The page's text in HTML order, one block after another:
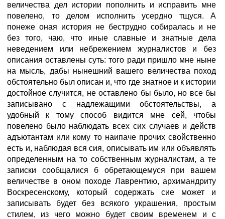
величества дел истории пополнить и исправить мне
повелено, то делом исполнить усердно тщуся. А
понеже оная история не беструдно собиралась и не
без того, чаю, что иные славные и знатные дела
неведением или небрежением журналистов и без
описания оставлены суть: того ради пришло мне ныне
на мысль, дабы нынешний вашего величества поход
обстоятельно был описан и, что где знатное и к истории
достойное случится, не оставлено бы было, но все бы
записывано с надлежащими обстоятельствы, а
удобный к тому способ видится мне сей, чтобы
повелено было наблюдать всех сих случаев и действ
адъютантам или кому то наипаче прочих свойственно
есть и, наблюдая вся сия, описывать им или объявлять
определенным на то собственным журналистам, а те
записки сообщалися б обретающемуся при вашем
величестве в оном походе Лаврентию, архимандриту
Воскресенскому, который содержать сие может и
записывать будет без всякого украшения, простым
стилем, из чего можно будет своим временем и с